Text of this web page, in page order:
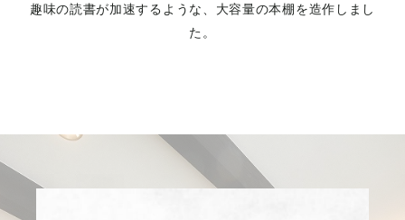
趣味の読書が加速するような、大容量の本棚を造作しまし
た。